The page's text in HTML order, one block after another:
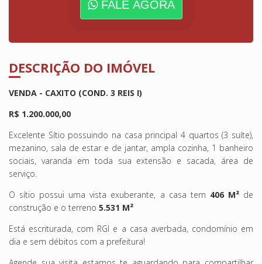
FALE AGORA
DESCRIÇÃO DO IMÓVEL
VENDA - CAXITO (COND. 3 REIS I)
R$ 1.200.000,00
Excelente Sítio possuindo na casa principal 4 quartos (3 suíte),
mezanino, sala de estar e de jantar, ampla cozinha, 1 banheiro
sociais, varanda em toda sua extensão e sacada, área de
serviço.
O sítio possui uma vista exuberante, a casa tem 406 M²de
construção e o terreno 5.531 M²
Está escriturada, com RGI e a casa averbada, condomínio em
dia e sem débitos com a prefeitura!